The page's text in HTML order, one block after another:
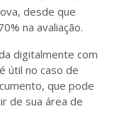
desde que
na avaliação.
digitalmente com
útil no caso de
que pode
de sua área de